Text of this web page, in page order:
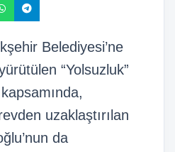
Belediyesi’ne
“Yolsuzluk”
uzaklaştırılan
da